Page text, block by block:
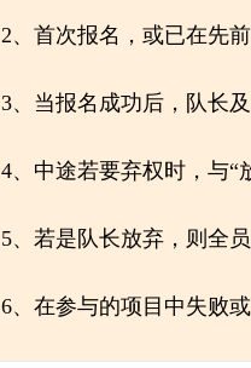
2、首次报名，或已在先
3、当报名成功后，队长
4、中途若要弃权时，与“
5、若是队长放弃，则全
6、在参与的项目中失败